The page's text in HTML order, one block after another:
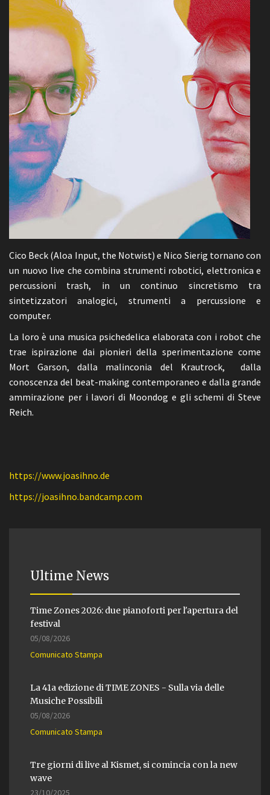
Cico Beck (Aloa Input, the Notwist) e Nico Sierig tornano con
un nuovo live che combina strumenti robotici, elettronica e
percussioni trash, in un continuo sincretismo tra
sintetizzatori analogici, strumenti a percussione e
computer.
La loro è una musica psichedelica elaborata con i robot che
trae ispirazione dai pionieri della sperimentazione come
Mort Garson, dalla malinconia del Krautrock, dalla
conoscenza del beat-making contemporaneo e dalla grande
ammirazione per i lavori di Moondog e gli schemi di Steve
Reich.
https://www.joasihno.de
https://joasihno.bandcamp.com
Ultime News
Time Zones 2026: due pianoforti per l'apertura del
festival
05/08/2026
Comunicato Stampa
La 41a edizione di TIME ZONES - Sulla via delle
Musiche Possibili
05/08/2026
Comunicato Stampa
Tre giorni di live al Kismet, si comincia con la new
wave
23/10/2025